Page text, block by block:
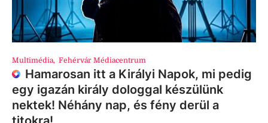
Multimédia, Fehérvár Médiacentrum
Hamarosan itt a Királyi Napok, mi pedig
egy igazán király dologgal készülünk
nektek! Néhány nap, és fény derül a